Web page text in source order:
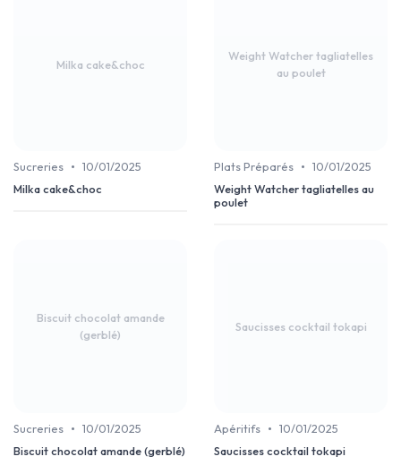
Milka cake&choc
Sucreries • 10/01/2025
Milka cake&choc
Weight Watcher tagliatelles
au poulet
Plats Préparés • 10/01/2025
Weight Watcher tagliatelles au
poulet
Biscuit chocolat amande
(gerblé)
Sucreries • 10/01/2025
Biscuit chocolat amande (gerblé)
Saucisses cocktail tokapi
Apéritifs • 10/01/2025
Saucisses cocktail tokapi